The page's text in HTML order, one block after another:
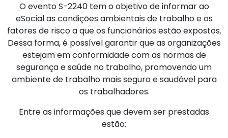
O evento S-2240 tem o objetivo de informar ao
eSocial as condições ambientais de trabalho e os
fatores de risco a que os funcionários estão expostos.
Dessa forma, é possível garantir que as organizações
estejam em conformidade com as normas de
segurança e saúde no trabalho, promovendo um
ambiente de trabalho mais seguro e saudável para
os trabalhadores.
Entre as informações que devem ser prestadas
estão: